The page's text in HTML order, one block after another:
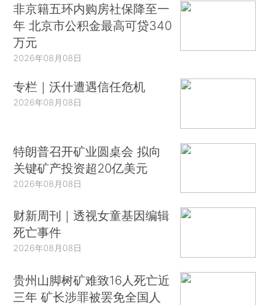
非京籍五环内购房社保降至一
年 北京市公积金最高可贷340
万元
2026年08月08日
专栏｜沃什遭遇信任危机
2026年08月08日
特朗普召开矿业圆桌会 拟向
关键矿产投资超20亿美元
2026年08月08日
财新周刊｜透视女童基因编辑
死亡事件
2026年08月08日
贵州山脚树矿难致16人死亡近
三年 矿长涉罪被罢免全国人